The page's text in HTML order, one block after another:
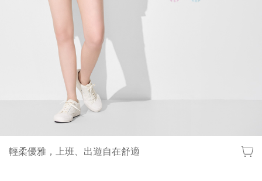
輕柔優雅，上班、出遊自在舒適